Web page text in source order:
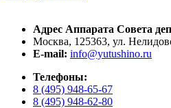
Адрес Аппарата Совета
Москва, 125363, ул.
E-mail: info@yutushino.ru
Телефоны:
8 (495) 948-65-67
8 (495) 948-62-80